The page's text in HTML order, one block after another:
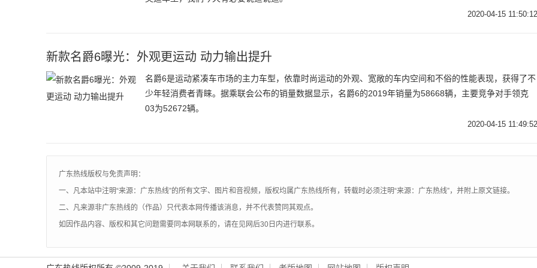
2020-04-15 11:50:12
新款名爵6曝光：外观更运动 动力输出提升
名爵6是运动紧凑车市场的主力车型，依靠时尚运动的外观、宽敞的车内空间和不俗的性能表现，获得了不
少年轻消费者青睐。据乘联会公布的销量数据显示，名爵6的2019年销量为58668辆，主要竞争对手领克
03为52672辆。
2020-04-15 11:49:52
广东热线版权与免责声明：
一、凡本站中注明“来源：广东热线”的所有文字、图片和音视频，版权均属广东热线所有，转载时必须注明“来源：广东热线”，并附上原文链接。
二、凡来源非广东热线的（作品）只代表本网传播该消息，并不代表赞同其观点。
如因作品内容、版权和其它问题需要同本网联系的，请在见网后30日内进行联系。